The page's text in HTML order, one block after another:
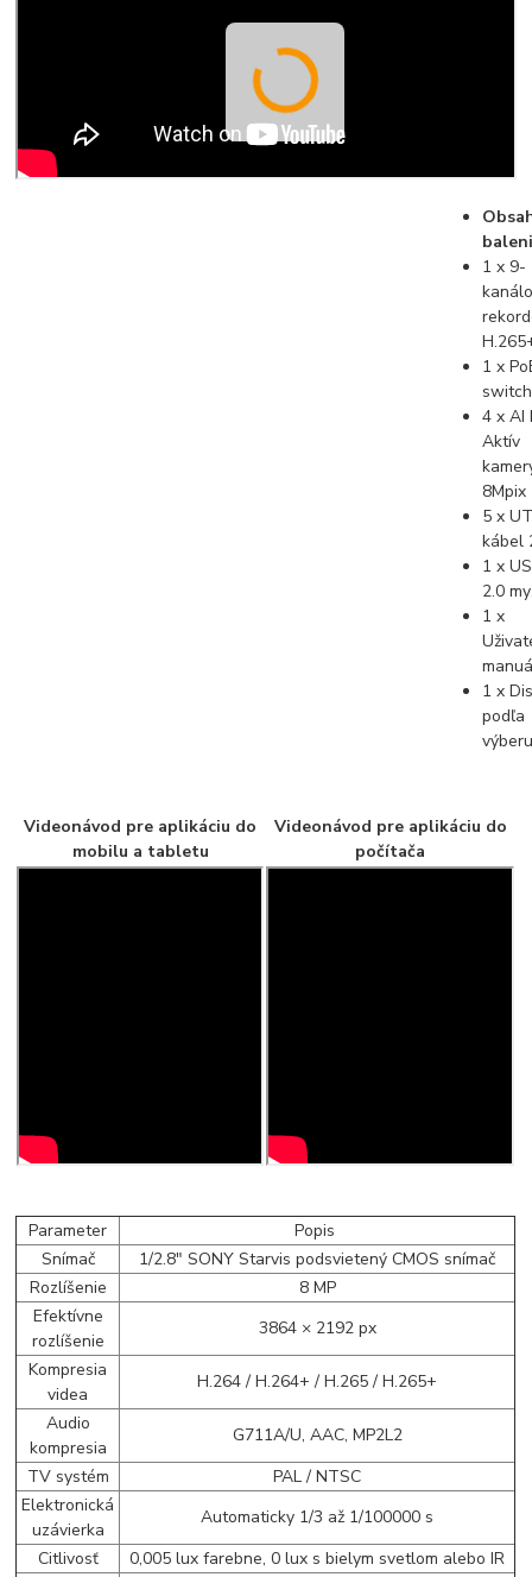
1 x 9-
1 x
switch
4 x AI
Aktív
8Mpix
5 x
kábel
1 x
2.0
1 x
1 x
podľa
Videonávod pre aplikáciu do
mobilu a tabletu
Videonávod pre aplikáciu do
počítača
Parameter
Popis
Snímač
1/2.8" SONY Starvis podsvietený CMOS snímač
Rozlíšenie
8 MP
Efektívne
rozlíšenie
3864 × 2192 px
Kompresia
videa
H.264 / H.264+ / H.265 / H.265+
Audio
kompresia
G711A/U, AAC, MP2L2
TV systém
PAL / NTSC
Elektronická
uzávierka
Automaticky 1/3 až 1/100000 s
Citlivosť
0,005 lux farebne, 0 lux s bielym svetlom alebo IR